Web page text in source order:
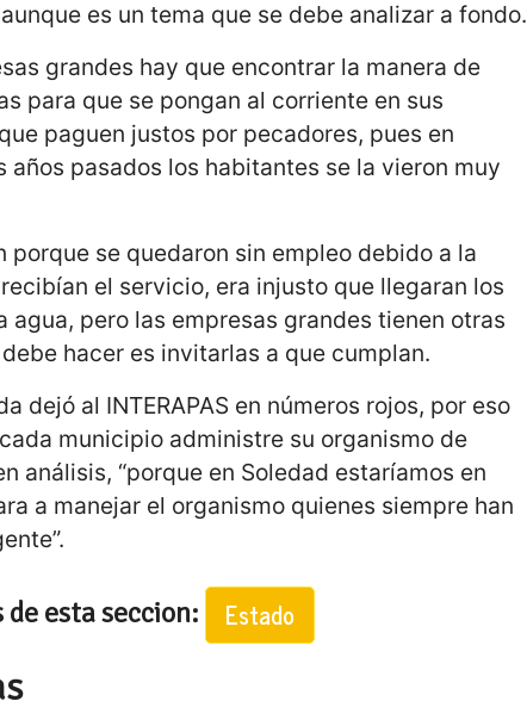
es un tema que se debe analizar a fondo.
grandes hay que encontrar la manera de
para que se pongan al corriente en sus
paguen justos por pecadores, pues en
años pasados los habitantes se la vieron muy
porque se quedaron sin empleo debido a la
el servicio, era injusto que llegaran los
agua, pero las empresas grandes tienen otras
hacer es invitarlas a que cumplan.
dejó al INTERAPAS en números rojos, por eso
municipio administre su organismo de
análisis, “porque en Soledad estaríamos en
a manejar el organismo quienes siempre han
de esta seccion: Estado